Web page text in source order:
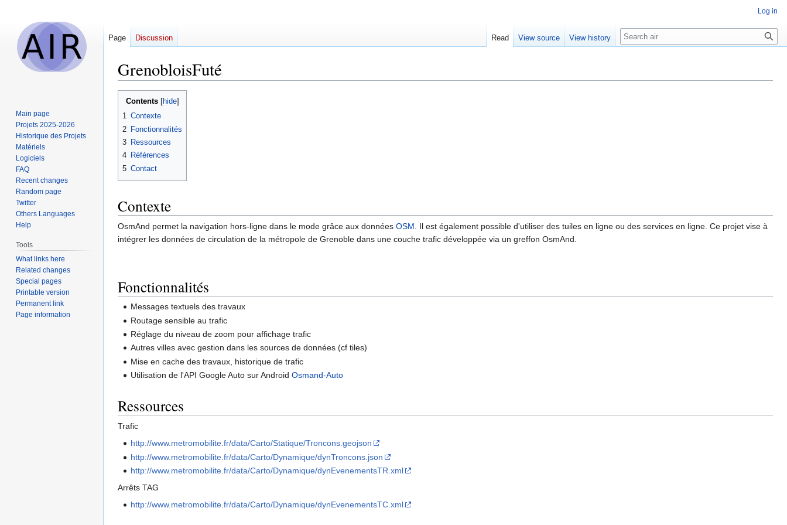
GrenobloisFuté
Jump
Jump
Contents
1 Contexte
2 Fonctionnalités
3 Ressources
4 Références
5 Contact
Contexte
OsmAnd permet la navigation hors-ligne dans le mode grâce aux données OSM . Il est également possible d'utiliser des tuiles en ligne ou des services en ligne. Ce projet vise à
intégrer les données de circulation de la métropole de Grenoble dans une couche trafic développée via un greffon OsmAnd.
Fonctionnalités
Messages textuels des travaux
Routage sensible au trafic
Réglage du niveau de zoom pour affichage trafic
Autres villes avec gestion dans les sources de données (cf tiles)
Mise en cache des travaux, historique de trafic
Utilisation de l'API Google Auto sur AndroidOsmand-Auto
Ressources
Trafic
http://www.metromobilite.fr/data/Carto/Statique/Troncons.geojson
http://www.metromobilite.fr/data/Carto/Dynamique/dynTroncons.json
http://www.metromobilite.fr/data/Carto/Dynamique/dynEvenementsTR.xml
Arrêts TAG
http://www.metromobilite.fr/data/Carto/Dynamique/dynEvenementsTC.xml
Log in
Page Discussion Read View source View history Search
Main page
Projets 2025-2026
Historique des Projets
Matériels
Logiciels
FAQ
Recent changes
Random page
Twitter
Others Languages
Help
Tools
What links here
Related changes
Special pages
Printable version
Permanent link
Page information